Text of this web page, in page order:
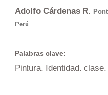
Adolfo Cárdenas R.
Perú
Palabras clave:
Pintura, Identidad,